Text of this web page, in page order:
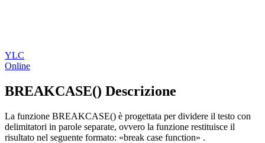
YLC
Online
BREAKCASE() Descrizione
La funzione BREAKCASE() è progettata per dividere il testo con
delimitatori in parole separate, ovvero la funzione restituisce il
risultato nel seguente formato: «break case function» .